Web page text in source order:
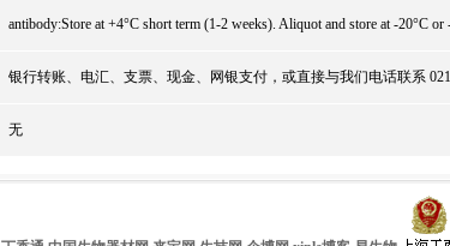
antibody:Store at +4°C short term (1-2 weeks). Aliquot and store at -20°C or
银行转账、电汇、支票、现金、网银支付，或直接与我们电话联系
无